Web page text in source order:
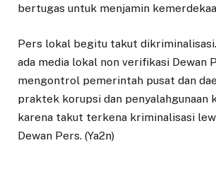
bertugas untuk menjamin
Pers lokal begitu takut
ada media lokal non verifikasi Dewan
mengontrol pemerintah pusat dan
praktek korupsi dan penyalahgunaan
karena takut terkena kriminalisasi
Dewan Pers. (Ya2n)